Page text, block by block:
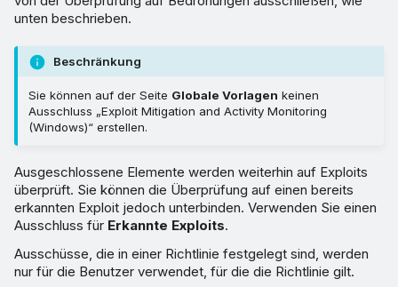
unten beschrieben.
Beschränkung
Sie können auf der Seite Globale Vorlagen keinen
Ausschluss „Exploit Mitigation and Activity Monitoring
(Windows)“ erstellen.
Ausgeschlossene Elemente werden weiterhin auf Exploits
überprüft. Sie können die Überprüfung auf einen bereits
erkannten Exploit jedoch unterbinden. Verwenden Sie einen
Ausschluss für Erkannte Exploits.
Ausschüsse, die in einer Richtlinie festgelegt sind, werden
nur für die Benutzer verwendet, für die die Richtlinie gilt.